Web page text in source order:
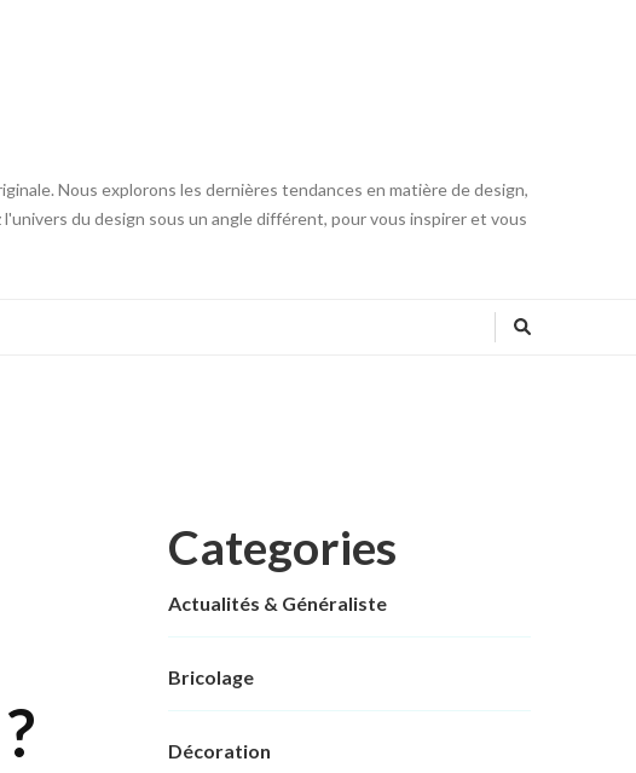
Nous explorons les dernières tendances en matière de design,
du design sous un angle différent, pour vous inspirer et vous
Categories
Actualités & Généraliste
Bricolage
Décoration